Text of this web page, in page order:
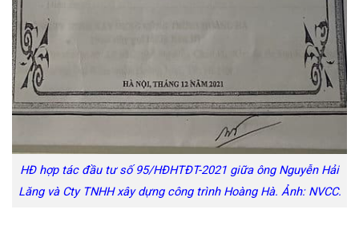
HĐ hợp tác đầu tư số 95/HĐHTĐT-2021 giữa ông Nguyễn Hải
Lăng và Cty TNHH xây dựng công trình Hoàng Hà. Ảnh: NVCC.